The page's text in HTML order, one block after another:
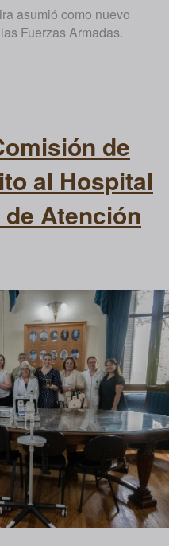
asumió como nuevo
Fuerzas Armadas.
de
al Hospital
Atención